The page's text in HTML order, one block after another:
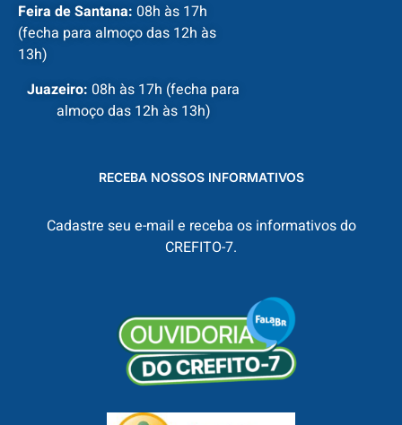
Feira de Santana: 08h às 17h
(fecha para almoço das 12h às
13h)
Juazeiro: 08h às 17h (fecha para
almoço das 12h às 13h)
RECEBA NOSSOS INFORMATIVOS
Cadastre seu e-mail e receba os informativos do
CREFITO-7.